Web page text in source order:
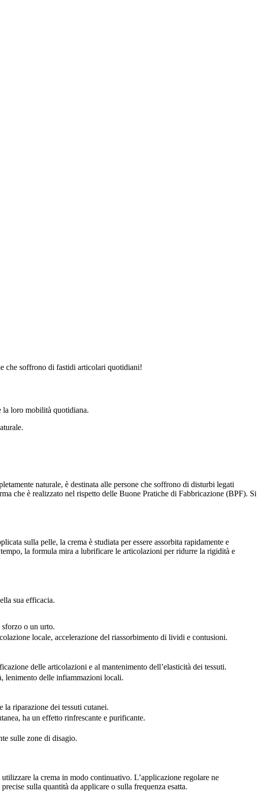
che soffrono di fastidi articolari quotidiani!
la loro mobilità quotidiana.
naturale, è destinata alle persone che soffrono di disturbi legati
che è realizzato nel rispetto delle Buone Pratiche di Fabbricazione (BPF). Si
sulla pelle, la crema è studiata per essere assorbita rapidamente e
la formula mira a lubrificare le articolazioni per ridurre la rigidità e
sua efficacia.
sforzo o un urto.
locale, accelerazione del riassorbimento di lividi e contusioni.
delle articolazioni e al mantenimento dell’elasticità dei tessuti.
lenimento delle infiammazioni locali.
riparazione dei tessuti cutanei.
ha un effetto rinfrescante e purificante.
sulle zone di disagio.
la crema in modo continuativo. L’applicazione regolare ne
sulla quantità da applicare o sulla frequenza esatta.